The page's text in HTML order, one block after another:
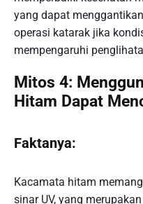
yang dapat
operasi katarak jika
mempengaruhi
Mitos 4:
Hitam Dapat
Faktanya:
Kacamata hitam
sinar UV, yang